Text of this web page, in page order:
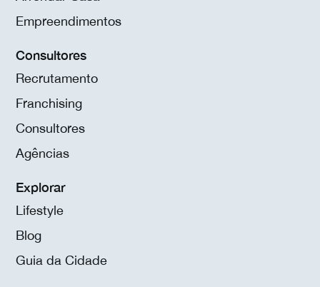
Empreendimentos
Consultores
Recrutamento
Franchising
Consultores
Agências
Explorar
Lifestyle
Blog
Guia da Cidade